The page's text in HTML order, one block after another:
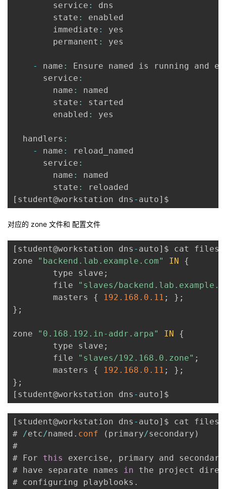
        service
:
dns
        state
:
enabled
        immediate
:
yes
        permanent
: yes
- name :
Ensure named is running and
      service
:
        name
:
named
        state
:
started
        enabled
: yes
  handlers
:
-
name :
reload_named
      service
:
        name
:
named
        state
:
[ student@workstation dns - auto]
对应的 zone 文件和 配置文件
[ student@workstation dns - auto] $ cat files
zone
"backend.lab.example.com" IN
{
        type slave
;
        file
"slaves/
        masters
{ 192.168 .0 .11 ; } ;
} ;
zone "0.168.192.in-addr.arpa" IN
{
        type slave
;
        file
"slaves/192.168.0.zone" ;
        masters
{ 192.168 .0 .11 ; } ;
} ;
[ student@workstation dns - auto]
[ student@workstation dns - auto] $ cat files
# /etc/named . conf ( primary/secondary )
#
# For this exercise ,
primary and secondary
# have separate names in the project
# configuring playblooks .